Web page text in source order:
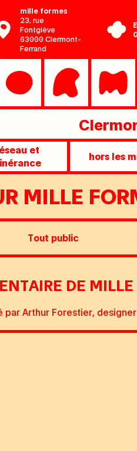
mille formes
23, rue
Fontgiève
63000 Clermont-
Ferrand
et
hors les
MILLE
Tout public
DE
par Arthur Forestier, designer